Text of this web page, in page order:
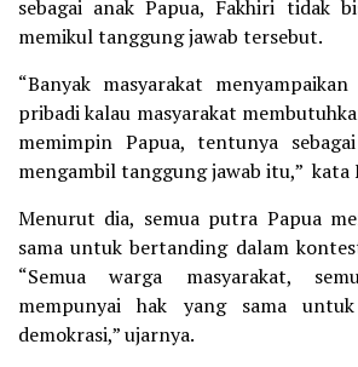
sebagai anak Papua, Fakhiri tidak
memikul tanggung jawab tersebut.
“Banyak masyarakat
pribadi kalau masyarakat
memimpin Papua, tentunya
mengambil tanggung jawab itu,” kata
Menurut dia, semua putra Papua
sama untuk bertanding dalam
“Semua warga masyarakat,
mempunyai hak yang sama
demokrasi,” ujarnya.